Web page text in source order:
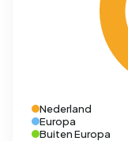
Nederland
Europa
Buiten Europa